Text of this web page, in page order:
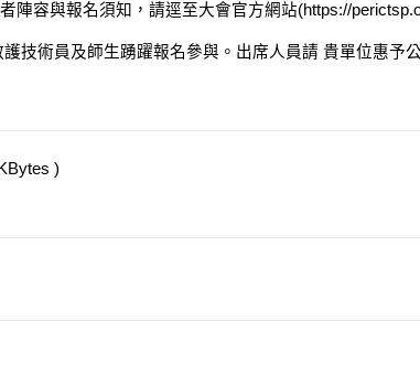
陣容與報名須知，請逕至大會官方網站(https://
技術員及師生踴躍報名參與。出席人員請 貴單位惠予公
)